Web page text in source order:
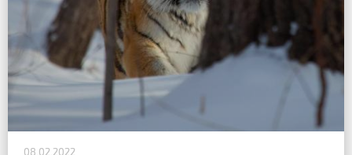
08.02.2022